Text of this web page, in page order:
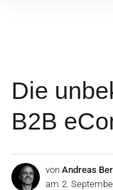
Die
B2B
von Andreas
am 2.